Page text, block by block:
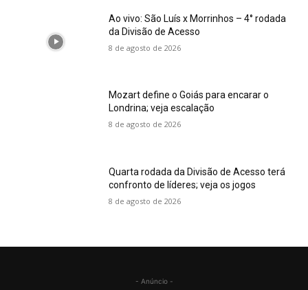
Ao vivo: São Luís x Morrinhos – 4° rodada
da Divisão de Acesso
8 de agosto de 2026
Mozart define o Goiás para encarar o
Londrina; veja escalação
8 de agosto de 2026
Quarta rodada da Divisão de Acesso terá
confronto de líderes; veja os jogos
8 de agosto de 2026
- Anúncio -